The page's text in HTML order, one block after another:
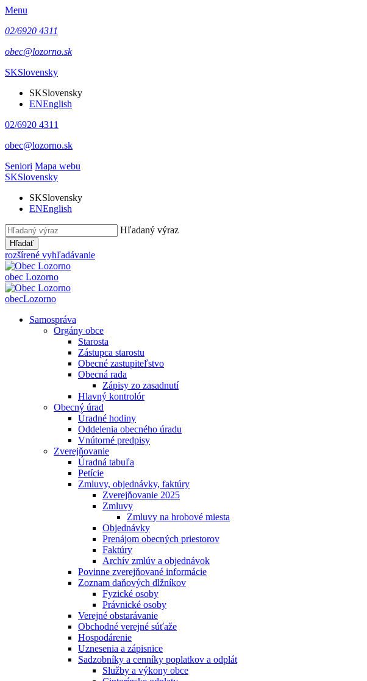
Menu
02/6920 4311
obec@lozorno.sk
SKSlovensky
SKSlovensky
ENEnglish
02/6920 4311
obec@lozorno.sk
Seniori Mapa webu
SKSlovensky
SKSlovensky
ENEnglish
Hľadaný výraz
Hľadať
rozšírené vyhľadávanie
obec Lozorno
obecLozorno
Samospráva
Orgány obce
Starosta
Zástupca starostu
Obecné zastupiteľstvo
Obecná rada
Zápisy zo zasadnutí
Hlavný kontrolór
Obecný úrad
Úradné hodiny
Oddelenia obecného úradu
Vnútorné predpisy
Zverejňovanie
Úradná tabuľa
Petície
Zmluvy, objednávky, faktúry
Zverejňovanie 2025
Zmluvy
Zmluvy na hrobové miesta
Objednávky
Prenájom obecných priestorov
Faktúry
Archív zmlúv a objednávok
Povinne zverejňované informácie
Zoznam daňových dlžníkov
Fyzické osoby
Právnické osoby
Verejné obstarávanie
Obchodné verejné súťaže
Hospodárenie
Uznesenia a zápisnice
Sadzobníky a cenníky poplatkov a odplát
Služby a výkony obce